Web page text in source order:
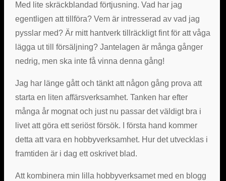
Med lite skräckblandad förtjusning. Vad har jag
egentligen att tillföra? Vem är intresserad av vad jag
pysslar med? Är mitt hantverk tillräckligt fint för att våga
lägga ut till försäljning? Jantelagen är många gånger
nedrig, men ska inte få vinna denna gång!
Jag har länge gått och tänkt att någon gång prova att
starta en liten affärsverksamhet. Tanken har efter
många år mognat och just nu passar det väldigt bra i
livet att göra ett seriöst försök. I första hand kommer
detta att vara en hobbyverksamhet. Hur det utvecklas i
framtiden är i dag ett oskrivet blad.
Att kombinera min lilla hobbyverksamet med en blogg